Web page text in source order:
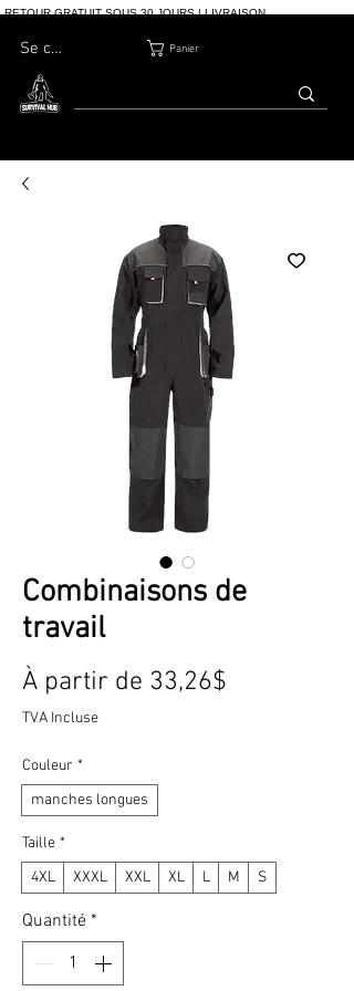
RETOUR GRATUIT SOUS 30 JOURS | LIVRAISON
Panier
Se connecter
Combinaisons de
travail
À partir de 33,26$
TVA Incluse
Couleur *
manches longues
Taille *
4XL
XXXL XXL XL L M S
Quantité *